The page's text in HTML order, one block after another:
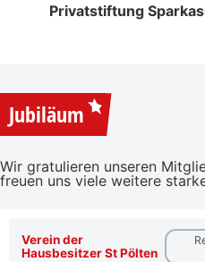
Privatstiftung
Jubiläum
Wir gratulieren unseren
freuen uns viele weitere
Verein der
Hausbesitzer St Pölten